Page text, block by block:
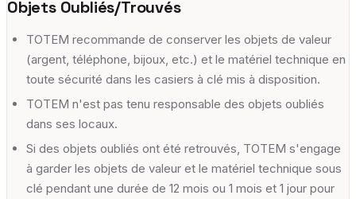
Objets Oubliés/Trouvés
TOTEM recommande de conserver les objets de valeur
(argent, téléphone, bijoux, etc.) et le matériel technique en
toute sécurité dans les casiers à clé mis à disposition.
TOTEM n'est pas tenu responsable des objets oubliés
dans ses locaux.
Si des objets oubliés ont été retrouvés, TOTEM s'engage
à garder les objets de valeur et le matériel technique sous
clé pendant une durée de 12 mois ou 1 mois et 1 jour pour